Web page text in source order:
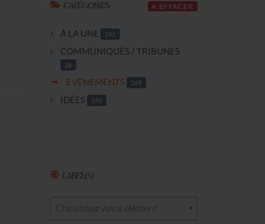
CATÉGORIES EFFACER
À LA UNE 241
COMMUNIQUÉS / TRIBUNES
26
EVENEMENTS 269
IDÉES 195
LABEL(S)